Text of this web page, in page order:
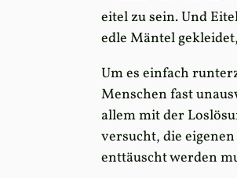
eitel zu sein. Und
edle Mäntel
Um es einfach
Menschen fast
allem mit der
versucht, die
enttäuscht werden